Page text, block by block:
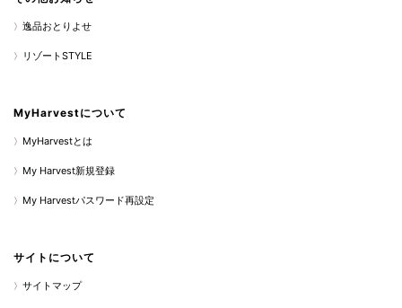
逸品おとりよせ
リゾートSTYLE
MyHarvestについて
MyHarvestとは
My Harvest新規登録
My Harvestパスワード再設定
サイトについて
サイトマップ